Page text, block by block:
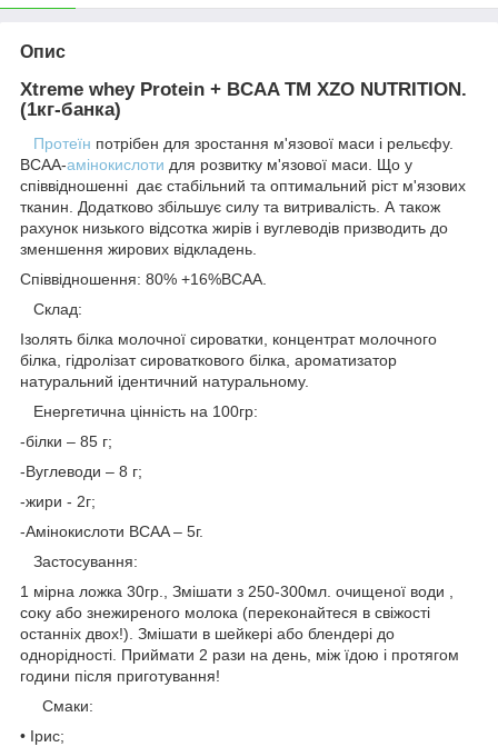
Опис
Xtreme whey Protein + BCAA ТМ XZO NUTRITION.
(1кг-банка)
Протеїн потрібен для зростання м'язової маси і рельєфу.
ВСАА-амінокислоти для розвитку м'язової маси. Що у
співвідношенні дає стабільний та оптимальний ріст м'язових
тканин. Додатково збільшує силу та витривалість. А також
рахунок низького відсотка жирів і вуглеводів призводить до
зменшення жирових відкладень.
Співвідношення: 80% +16%ВСАА.
Склад:
Ізолять білка молочної сироватки, концентрат молочного
білка, гідролізат сироваткового білка, ароматизатор
натуральний ідентичний натуральному.
Енергетична цінність на 100гр:
-білки – 85 г;
-Вуглеводи – 8 г;
-жири - 2г;
-Амінокислоти BCAA – 5г.
Застосування:
1 мірна ложка 30гр., Змішати з 250-300мл. очищеної води ,
соку або знежиреного молока (переконайтеся в свіжості
останніх двох!). Змішати в шейкері або блендері до
однорідності. Приймати 2 рази на день, між їдою і протягом
години після приготування!
Смаки:
• Ірис;